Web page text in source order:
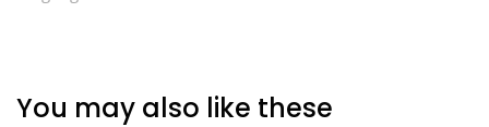
You may also like these